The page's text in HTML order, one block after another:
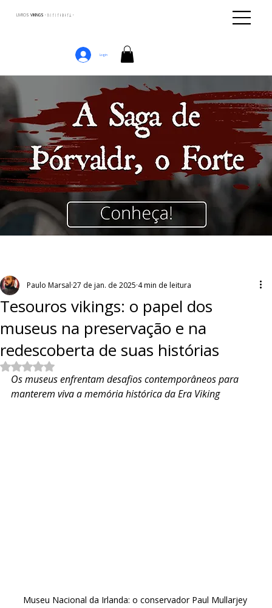
LIVROS VIKINGS · ᚢᛁᚴᛁᚴᛅᛒᛅᚴᛦ ·
Login
Tesouros vikings: o papel dos
museus na preservação e na
redescoberta de suas histórias
Paulo Marsal 27 de jan. de 2025 4 min de leitura
Avaliado com NaN de 5 estrelas.
Os museus enfrentam desafios contemporâneos para
manterem viva a memória histórica da Era Viking
Museu Nacional da Irlanda: o conservador Paul Mullarjey